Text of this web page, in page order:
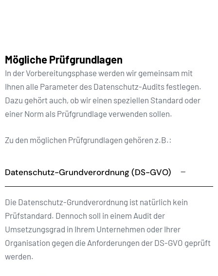
Mögliche Prüfgrundlagen
In der Vorbereitungsphase werden wir gemeinsam mit
Ihnen alle Parameter des Datenschutz-Audits festlegen.
Dazu gehört auch, ob wir einen speziellen Standard oder
einer Norm als Prüfgrundlage verwenden sollen.
Zu den möglichen Prüfgrundlagen gehören z.B.:
Datenschutz-Grundverordnung (DS-GVO)
Die Datenschutz-Grundverordnung ist natürlich kein
Prüfstandard. Dennoch soll in einem Audit der
Umsetzungsgrad in Ihrem Unternehmen oder Ihrer
Organisation gegen die Anforderungen der DS-GVO geprüft
werden.